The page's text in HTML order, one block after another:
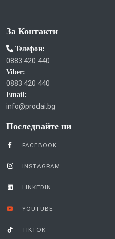
За Контакти
Телефон:
0883 420 440
Viber:
0883 420 440
Email:
info@prodai.bg
Последвайте ни
FACEBOOK
INSTAGRAM
LINKEDIN
YOUTUBE
TIKTOK